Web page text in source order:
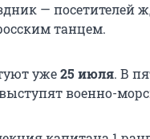
— посетителей
танцем.
уже25 июля. В
военно-